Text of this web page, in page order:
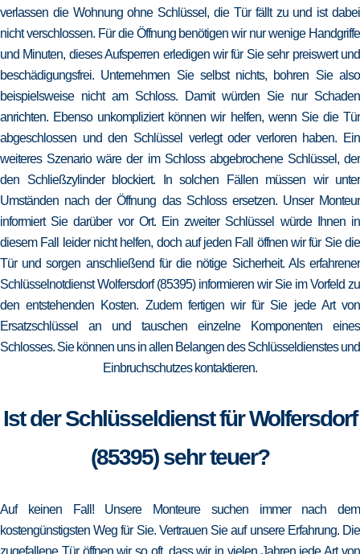
verlassen die Wohnung ohne Schlüssel, die Tür fällt zu und ist dabei
nicht verschlossen. Für die Öffnung benötigen wir nur wenige Handgriffe
und Minuten, dieses Aufsperren erledigen wir für Sie sehr preiswert und
beschädigungsfrei. Unternehmen Sie selbst nichts, bohren Sie also
beispielsweise nicht am Schloss. Damit würden Sie nur Schaden
anrichten. Ebenso unkompliziert können wir helfen, wenn Sie die Tür
abgeschlossen und den Schlüssel verlegt oder verloren haben. Ein
weiteres Szenario wäre der im Schloss abgebrochene Schlüssel, der
den Schließzylinder blockiert. In solchen Fällen müssen wir unter
Umständen nach der Öffnung das Schloss ersetzen. Unser Monteur
informiert Sie darüber vor Ort. Ein zweiter Schlüssel würde Ihnen in
diesem Fall leider nicht helfen, doch auf jeden Fall öffnen wir für Sie die
Tür und sorgen anschließend für die nötige Sicherheit. Als erfahrener
Schlüsselnotdienst Wolfersdorf (85395) informieren wir Sie im Vorfeld zu
den entstehenden Kosten. Zudem fertigen wir für Sie jede Art von
Ersatzschlüssel an und tauschen einzelne Komponenten eines
Schlosses. Sie können uns in allen Belangen des Schlüsseldienstes und
Einbruchschutzes kontaktieren.
Ist der Schlüsseldienst für Wolfersdorf
(85395) sehr teuer?
Auf keinen Fall! Unsere Monteure suchen immer nach dem
kostengünstigsten Weg für Sie. Vertrauen Sie auf unsere Erfahrung. Die
zugefallene Tür öffnen wir so oft, dass wir in vielen Jahren jede Art von